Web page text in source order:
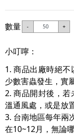
數量 - +
小叮嚀：
1. 商品出廠時絕
少數害蟲發生，實
2. 商品開封後，
溫通風處，或是放
3. 台南地區每年兩
在10~12月，無論